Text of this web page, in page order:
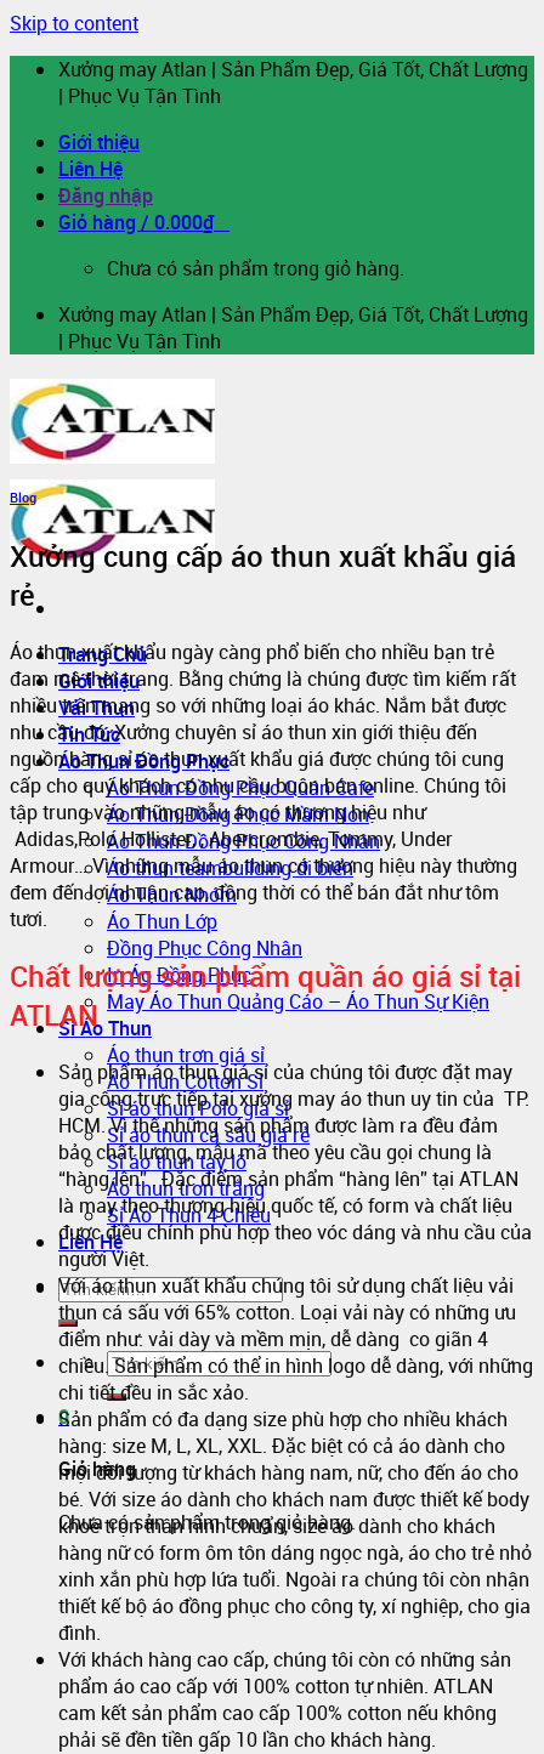
Skip to content
Xưởng may Atlan | Sản Phẩm Đẹp, Giá Tốt, Chất Lượng
| Phục Vụ Tận Tình
Giới thiệu
Liên Hệ
Đăng nhập
Giỏ hàng / 0.000₫
Chưa có sản phẩm trong giỏ hàng.
Xưởng may Atlan | Sản Phẩm Đẹp, Giá Tốt, Chất Lượng
| Phục Vụ Tận Tình
Trang Chủ
Giới thiệu
Vải Thun
Tin Tức
Áo Thun Đồng Phục
Áo Thun Đồng Phục Quán Cafe
Áo Thun Đồng Phục Mầm Non
Áo Thun Đồng Phục Công Nhân
Áo thun teambuilding đi biển
Áo Thun Nhóm
Áo Thun Lớp
Đồng Phục Công Nhân
In Áo Đồng Phục
May Áo Thun Quảng Cáo – Áo Thun Sự Kiện
Sỉ Áo Thun
Áo thun trơn giá sỉ
Áo Thun Cotton Sỉ
Sỉ áo thun Polo giá sỉ
Sỉ áo thun cá sấu giá rẻ
Sỉ áo thun tay lỡ
Áo thun trơn trắng
Sỉ Áo Thun 4 Chiều
Liên Hệ
0
Giỏ hàng
Chưa có sản phẩm trong giỏ hàng.
Blog
Xưởng cung cấp áo thun xuất khẩu giá
rẻ
Áo thun xuất khẩu ngày càng phổ biến cho nhiều bạn trẻ
đam mê thời trang. Bằng chứng là chúng được tìm kiếm rất
nhiều trên mạng so với những loại áo khác. Nắm bắt được
nhu cầu đó, Xưởng chuyên sỉ áo thun xin giới thiệu đến
nguồn hàng sỉ áo thun xuất khẩu giá được chúng tôi cung
cấp cho quý khách có nhu cầu buôn bán online. Chúng tôi
tập trung vào những mẫu áo có thương hiệu như
Adidas,Polo Hollister, , Abercrombie, Tommy, Under
Armour… Vì những mẫu áo thun có thương hiệu này thường
đem đến lợi nhuận cao, đồng thời có thể bán đắt như tôm
tươi.
Chất lượng sản phẩm quần áo giá sỉ tại
ATLAN
Sản phẩm áo thun giá sỉ của chúng tôi được đặt may
gia công trực tiếp tại xưởng may áo thun uy tin của TP.
HCM. Vì thế những sản phẩm được làm ra đều đảm
bảo chất lượng, mẫu mã theo yêu cầu gọi chung là
“hàng lên” . Đặc điểm sản phẩm “hàng lên” tại ATLAN
là may theo thương hiệu quốc tế, có form và chất liệu
được điều chỉnh phù hợp theo vóc dáng và nhu cầu của
người Việt.
Với áo thun xuất khẩu chúng tôi sử dụng chất liệu vải
thun cá sấu với 65% cotton. Loại vải này có những ưu
điểm như: vải dày và mềm mịn, dễ dàng co giãn 4
chiều. Sản phẩm có thể in hình logo dễ dàng, với những
chi tiết đều in sắc xảo.
Sản phẩm có đa dạng size phù hợp cho nhiều khách
hàng: size M, L, XL, XXL. Đặc biệt có cả áo dành cho
mọi đối tượng từ khách hàng nam, nữ, cho đến áo cho
bé. Với size áo dành cho khách nam được thiết kế body
khoe trọn thân hình chuẩn, size áo dành cho khách
hàng nữ có form ôm tôn dáng ngọc ngà, áo cho trẻ nhỏ
xinh xắn phù hợp lứa tuổi. Ngoài ra chúng tôi còn nhận
thiết kế bộ áo đồng phục cho công ty, xí nghiệp, cho gia
đình.
Với khách hàng cao cấp, chúng tôi còn có những sản
phẩm áo cao cấp với 100% cotton tự nhiên. ATLAN
cam kết sản phẩm cao cấp 100% cotton nếu không
phải sẽ đền tiền gấp 10 lần cho khách hàng.